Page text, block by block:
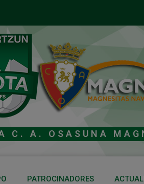
C. A. OSASUNA
PATROCINADORES